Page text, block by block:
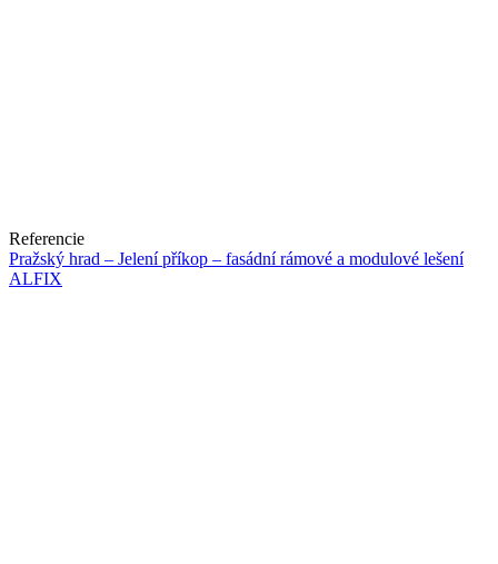
Referencie
Pražský hrad – Jelení příkop – fasádní rámové a modulové lešení
ALFIX